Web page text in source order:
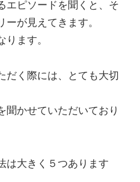
エピソードを聞くと、そ
が見えてきます。
ます。
だく際には、とても大切
聞かせていただいており
は大きく５つあります